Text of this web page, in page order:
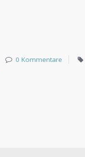
0 Kommentare